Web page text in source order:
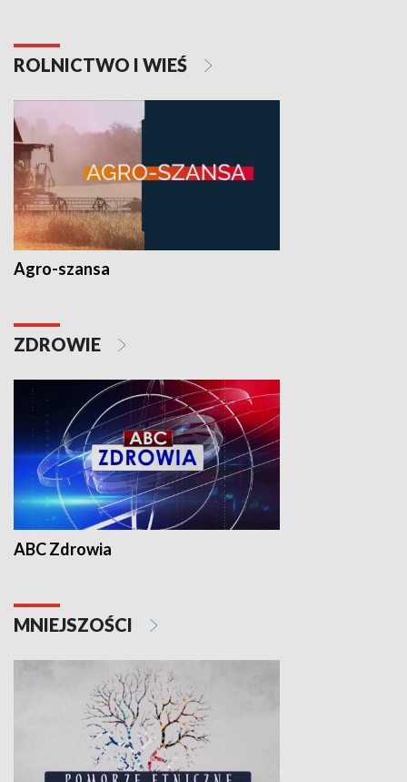
ROLNICTWO I WIEŚ
Agro-szansa
ZDROWIE
ABC Zdrowia
MNIEJSZOŚCI